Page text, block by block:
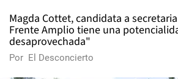
Magda Cottet, candidata a
Frente Amplio tiene una
desaprovechada"
Por El Desconcierto